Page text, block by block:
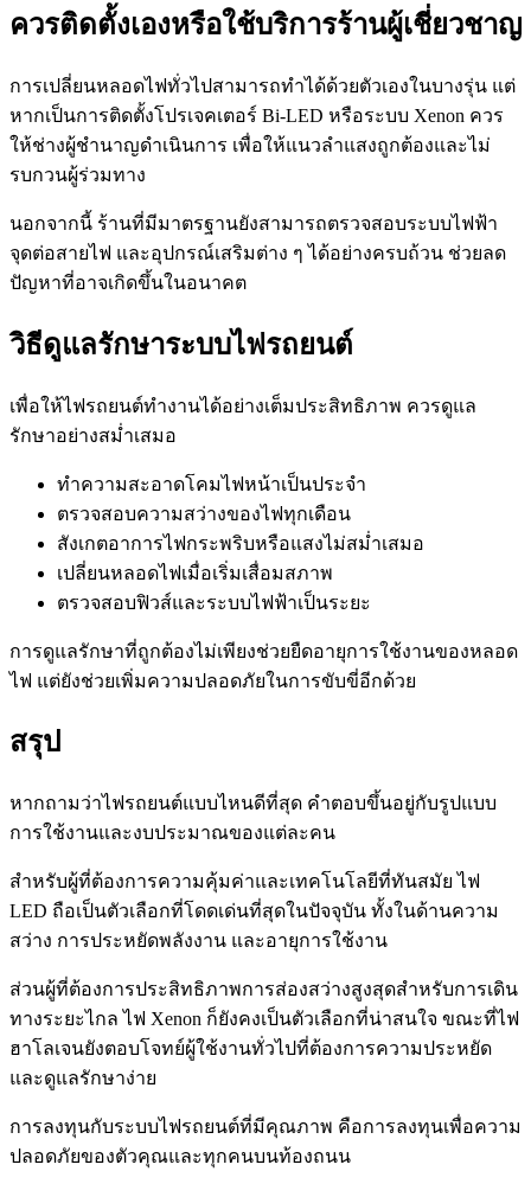
ควรติดตั้งเองหรือใช้บริการร้านผู้เชี่ยวชาญ
การเปลี่ยนหลอดไฟทั่วไปสามารถทำได้ด้วยตัวเองในบางรุ่น แต่
หากเป็นการติดตั้งโปรเจคเตอร์ Bi-LED หรือระบบ Xenon ควร
ให้ช่างผู้ชำนาญดำเนินการ เพื่อให้แนวลำแสงถูกต้องและไม่
รบกวนผู้ร่วมทาง
นอกจากนี้ ร้านที่มีมาตรฐานยังสามารถตรวจสอบระบบไฟฟ้า
จุดต่อสายไฟ และอุปกรณ์เสริมต่าง ๆ ได้อย่างครบถ้วน ช่วยลด
ปัญหาที่อาจเกิดขึ้นในอนาคต
วิธีดูแลรักษาระบบไฟรถยนต์
เพื่อให้ไฟรถยนต์ทำงานได้อย่างเต็มประสิทธิภาพ ควรดูแล
รักษาอย่างสม่ำเสมอ
ทำความสะอาดโคมไฟหน้าเป็นประจำ
ตรวจสอบความสว่างของไฟทุกเดือน
สังเกตอาการไฟกระพริบหรือแสงไม่สม่ำเสมอ
เปลี่ยนหลอดไฟเมื่อเริ่มเสื่อมสภาพ
ตรวจสอบฟิวส์และระบบไฟฟ้าเป็นระยะ
การดูแลรักษาที่ถูกต้องไม่เพียงช่วยยืดอายุการใช้งานของหลอด
ไฟ แต่ยังช่วยเพิ่มความปลอดภัยในการขับขี่อีกด้วย
สรุป
หากถามว่าไฟรถยนต์แบบไหนดีที่สุด คำตอบขึ้นอยู่กับรูปแบบ
การใช้งานและงบประมาณของแต่ละคน
สำหรับผู้ที่ต้องการความคุ้มค่าและเทคโนโลยีที่ทันสมัย ไฟ
LED ถือเป็นตัวเลือกที่โดดเด่นที่สุดในปัจจุบัน ทั้งในด้านความ
สว่าง การประหยัดพลังงาน และอายุการใช้งาน
ส่วนผู้ที่ต้องการประสิทธิภาพการส่องสว่างสูงสุดสำหรับการเดิน
ทางระยะไกล ไฟ Xenon ก็ยังคงเป็นตัวเลือกที่น่าสนใจ ขณะที่ไฟ
ฮาโลเจนยังตอบโจทย์ผู้ใช้งานทั่วไปที่ต้องการความประหยัด
และดูแลรักษาง่าย
การลงทุนกับระบบไฟรถยนต์ที่มีคุณภาพ คือการลงทุนเพื่อความ
ปลอดภัยของตัวคุณและทุกคนบนท้องถนน